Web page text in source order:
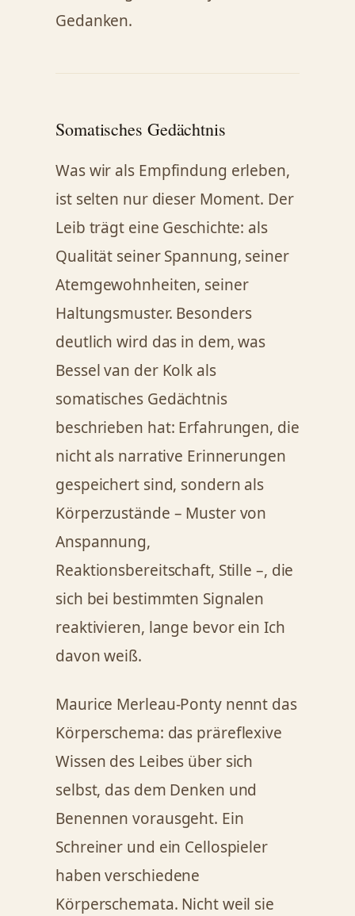
Gedanken.
Somatisches Gedächtnis
Was wir als Empfindung erleben,
ist selten nur dieser Moment. Der
Leib trägt eine Geschichte: als
Qualität seiner Spannung, seiner
Atemgewohnheiten, seiner
Haltungsmuster. Besonders
deutlich wird das in dem, was
Bessel van der Kolk als
somatisches Gedächtnis
beschrieben hat: Erfahrungen, die
nicht als narrative Erinnerungen
gespeichert sind, sondern als
Körperzustände – Muster von
Anspannung,
Reaktionsbereitschaft, Stille –, die
sich bei bestimmten Signalen
reaktivieren, lange bevor ein Ich
davon weiß.
Maurice Merleau-Ponty nennt das
Körperschema: das präreflexive
Wissen des Leibes über sich
selbst, das dem Denken und
Benennen vorausgeht. Ein
Schreiner und ein Cellospieler
haben verschiedene
Körperschemata. Nicht weil sie